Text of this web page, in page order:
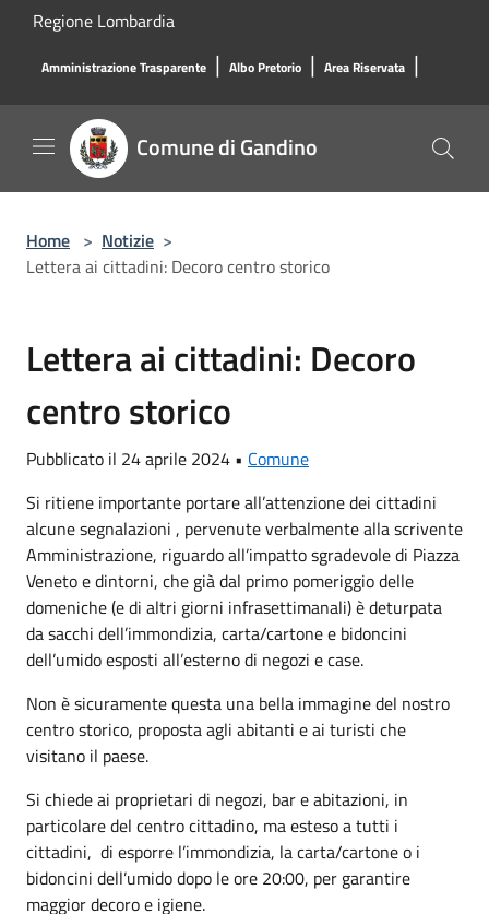
Salta al contenuto principale
Regione Lombardia
Amministrazione Trasparente | Albo Pretorio | Area Riservata |
Comune di Gandino
Home > Notizie >
Lettera ai cittadini: Decoro centro storico
Lettera ai cittadini: Decoro
centro storico
Pubblicato il 24 aprile 2024 • Comune
Si ritiene importante portare all’attenzione dei cittadini
alcune segnalazioni , pervenute verbalmente alla scrivente
Amministrazione, riguardo all’impatto sgradevole di Piazza
Veneto e dintorni, che già dal primo pomeriggio delle
domeniche (e di altri giorni infrasettimanali) è deturpata
da sacchi dell’immondizia, carta/cartone e bidoncini
dell’umido esposti all’esterno di negozi e case.
Non è sicuramente questa una bella immagine del nostro
centro storico, proposta agli abitanti e ai turisti che
visitano il paese.
Si chiede ai proprietari di negozi, bar e abitazioni, in
particolare del centro cittadino, ma esteso a tutti i
cittadini, di esporre l’immondizia, la carta/cartone o i
bidoncini dell’umido dopo le ore 20:00, per garantire
maggior decoro e igiene.